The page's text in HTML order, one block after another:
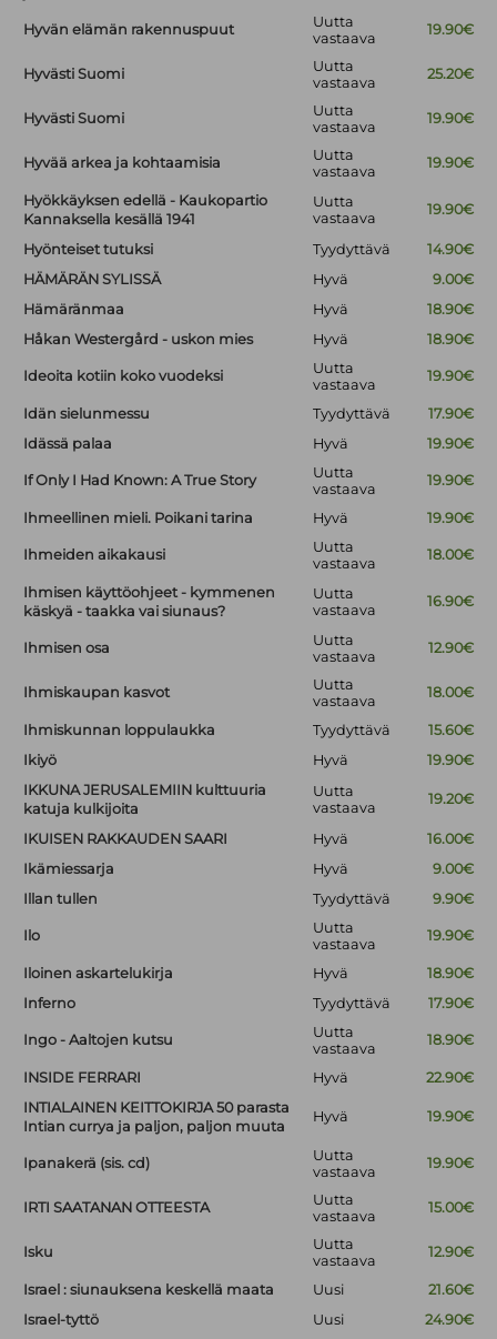
Hyvän elämän rakennuspuut
Uutta
vastaava
19.90€
Hyvästi Suomi
Uutta
vastaava
25.20€
Hyvästi Suomi
Uutta
vastaava
19.90€
Hyvää arkea ja kohtaamisia
Uutta
vastaava
19.90€
Hyökkäyksen edellä - Kaukopartio
Kannaksella kesällä 1941
Uutta
vastaava
19.90€
Hyönteiset tutuksi Tyydyttävä
14.90€
HÄMÄRÄN SYLISSÄ
Hyvä
9.00€
Hämäränmaa
Hyvä
18.90€
Håkan Westergård - uskon mies
Hyvä 18.90€
Ideoita kotiin koko vuodeksi
Uutta
vastaava
19.90€
Idän sielunmessu Tyydyttävä
17.90€
Idässä palaa
Hyvä 19.90€
If Only I Had Known: A True Story
Uutta
vastaava
19.90€
Ihmeellinen mieli. Poikani tarina Hyvä 19.90€
Ihmeiden aikakausi
Uutta
vastaava
18.00€
Ihmisen käyttöohjeet - kymmenen
käskyä - taakka vai siunaus?
Uutta
vastaava
16.90€
Ihmisen osa
Uutta
vastaava
12.90€
Ihmiskaupan kasvot
Uutta
vastaava
18.00€
Ihmiskunnan loppulaukka Tyydyttävä
15.60€
Ikiyö
Hyvä
19.90€
IKKUNA JERUSALEMIIN kulttuuria
katuja kulkijoita
Uutta
vastaava
19.20€
IKUISEN RAKKAUDEN SAARI Hyvä
16.00€
Ikämiessarja
Hyvä
9.00€
Illan tullen
Tyydyttävä 9.90€
Ilo
Uutta
vastaava
19.90€
Iloinen askartelukirja Hyvä
18.90€
Inferno
Tyydyttävä 17.90€
Ingo - Aaltojen kutsu
Uutta
vastaava
18.90€
INSIDE FERRARI Hyvä
22.90€
INTIALAINEN KEITTOKIRJA 50 parasta
Intian currya ja paljon, paljon muuta
Hyvä 19.90€
Ipanakerä (sis. cd)
Uutta
vastaava
19.90€
IRTI SAATANAN OTTEESTA
Uutta
vastaava
15.00€
Isku
Uutta
vastaava
12.90€
Israel : siunauksena keskellä maata Uusi
21.60€
Israel-tyttö
Uusi 24.90€